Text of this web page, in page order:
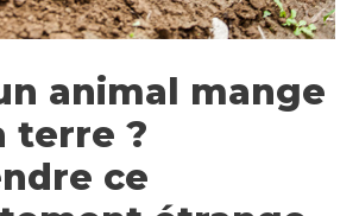
animal mange
terre ?
ce